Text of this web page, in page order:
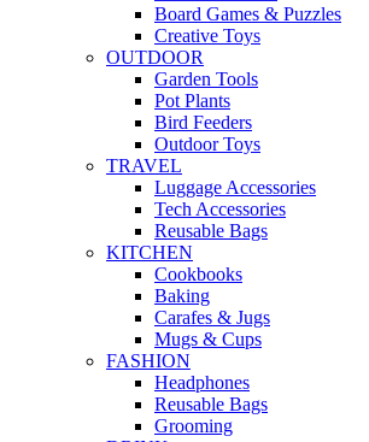
Board Games & Puzzles
Creative Toys
OUTDOOR
Garden Tools
Pot Plants
Bird Feeders
Outdoor Toys
TRAVEL
Luggage Accessories
Tech Accessories
Reusable Bags
KITCHEN
Cookbooks
Baking
Carafes & Jugs
Mugs & Cups
FASHION
Headphones
Reusable Bags
Grooming